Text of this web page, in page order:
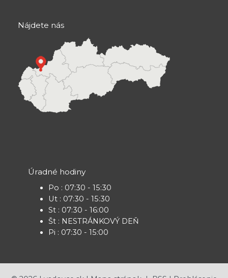
Nájdete nás
Úradné hodiny
Po : 07:30 - 15:30
Ut : 07:30 - 15:30
St : 07:30 - 16:00
Št : NESTRÁNKOVÝ DEŇ
Pi : 07:30 - 15:00